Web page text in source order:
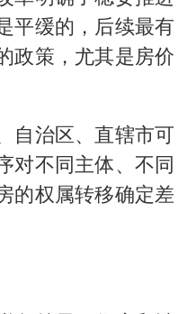
平缓的，后续最有
政策，尤其是房价
自治区、直辖市可
对不同主体、不同
的权属转移确定差